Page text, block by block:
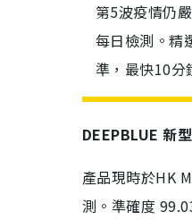
第5波疫情仍
每日檢測。精
準，最快10分
DEEPBLUE 新
產品現時於HK
測。準確度